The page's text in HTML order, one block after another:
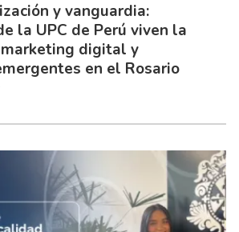
y vanguardia:
la UPC de Perú viven la
digital y
en el Rosario